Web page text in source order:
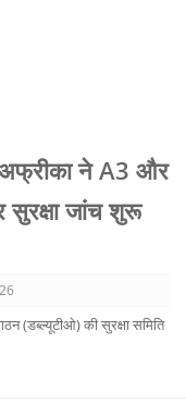
अफ्रीका ने A3 और
सुरक्षा जांच शुरू
(डब्ल्यूटीओ) की सुरक्षा समिति